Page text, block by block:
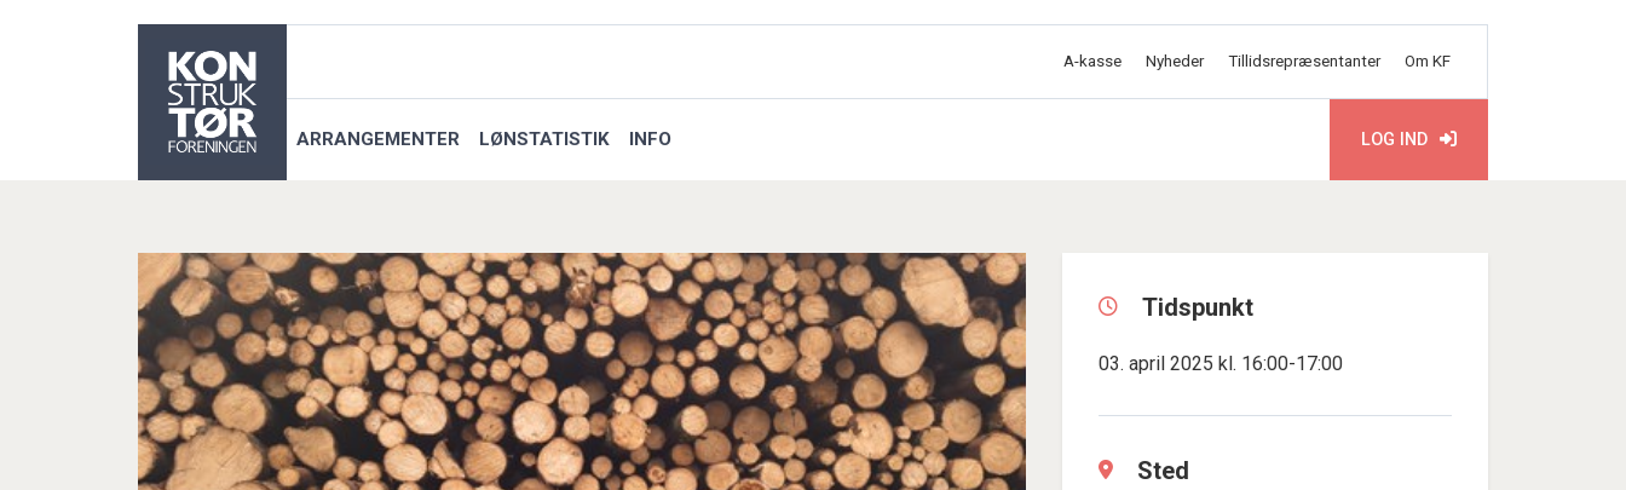
A-kasse Nyheder Tillidsrepræsentanter Om KF
ARRANGEMENTER LØNSTATISTIK INFO LOG IND
Tidspunkt
03. april 2025 kl. 16:00-17:00
Sted